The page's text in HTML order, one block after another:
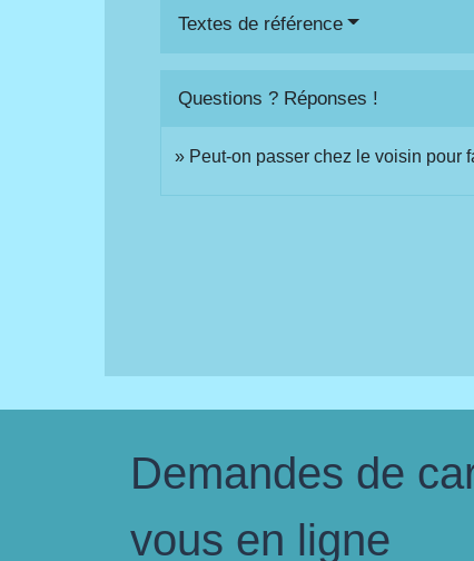
Textes de référence
Questions ? Réponses !
Peut-on passer chez le voisin pour
Demandes de
vous en ligne